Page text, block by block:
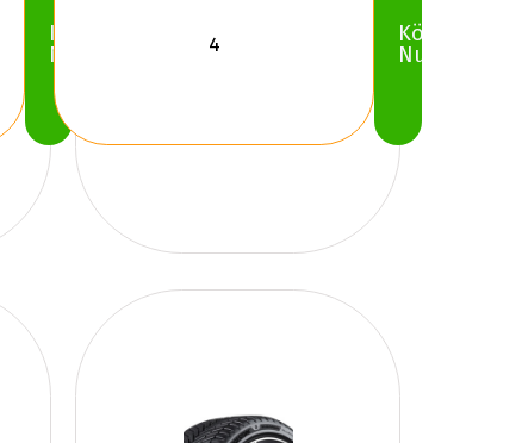
Köp
Nu
Köp
Nu